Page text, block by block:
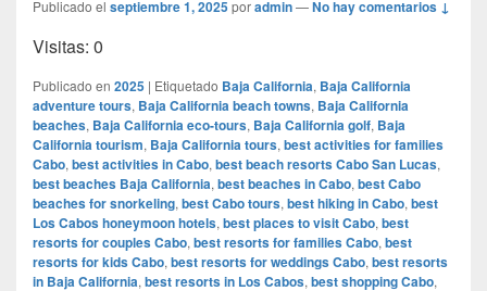
Publicado el septiembre 1, 2025poradmin—No hay comentarios ↓
Visitas: 0
Publicado en 2025 | Etiquetado Baja California, Baja California
adventure tours, Baja California beach towns, Baja California
beaches, Baja California eco-tours, Baja California golf, Baja
California tourism, Baja California tours, best activities for families
Cabo, best activities in Cabo, best beach resorts Cabo San Lucas,
best beaches Baja California, best beaches in Cabo, best Cabo
beaches for snorkeling, best Cabo tours, best hiking in Cabo, best
Los Cabos honeymoon hotels, best places to visit Cabo, best
resorts for couples Cabo, best resorts for families Cabo, best
resorts for kids Cabo, best resorts for weddings Cabo, best resorts
in Baja California, best resorts in Los Cabos, best shopping Cabo,